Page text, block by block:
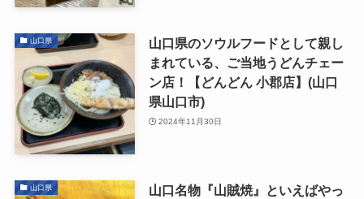
山口県
山口県のソウルフードとして親し
まれている、ご当地うどんチェー
ン店！【どんどん 小郡店】(山口
県山口市)
2024年11月30日
山口県
山口名物『山賊焼』といえばやっ